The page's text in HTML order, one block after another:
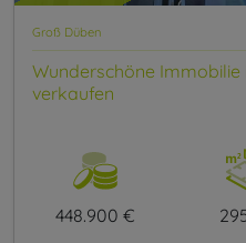
Groß Düben
Wunderschöne
verkaufen
448.900 €